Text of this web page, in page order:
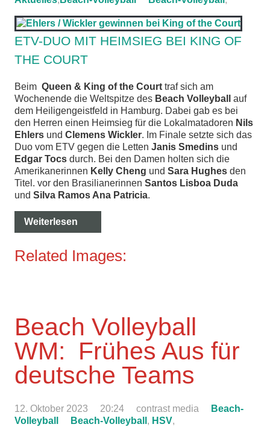
ETV-DUO MIT HEIMSIEG BEI KING OF
THE COURT
Beim Queen & King of the Court traf sich am
Wochenende die Weltspitze des Beach Volleyball
auf
dem Heiligengeistfeld in Hamburg. Dabei gab es bei
den Herren einen Heimsieg für die Lokalmatadoren Nils
Ehlers und Clemens Wickler. Im Finale setzte sich das
Duo vom ETV gegen die Letten Janis Smedins und
Edgar Tocs durch. Bei den Damen holten sich die
Amerikanerinnen Kelly Cheng und Sara Hughes den
Titel. vor den Brasilianerinnen Santos Lisboa Duda
und Silva Ramos Ana Patricia.
Weiterlesen
Related Images:
Beach Volleyball
WM: Frühes Aus für
deutsche Teams
12. Oktober 2023 20:24 contrast media
Beach-
Volleyball
Beach-Volleyball , HSV,